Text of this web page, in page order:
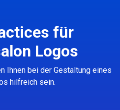
für
Logos
Ihnen bei der Gestaltung eines
hilfreich sein.